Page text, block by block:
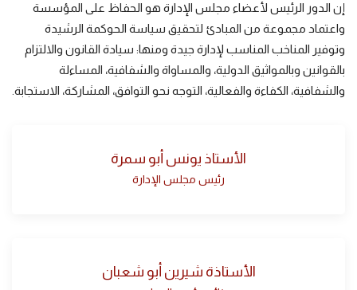
إن الدور الرئيس لأعضاء مجلس الإدارة هو الحفاظ على المؤسسة
واعتماد مجموعة من المبادئ لتحقيق سياسة الحوكمة الرشيدة
وتوفير المناخب المناسب لإدارة جيدة ومنها: سيادة القانون والالتزام
بالقوانين وبالمواثيق الدولية، والمساواة والشفافية، المساءلة
والشفافية، الكفاءة والفعالية، التوجه نحو التوافق، المشاركة، الاستجابة.
الأستاذ يونس أبو سمرة
رئيس مجلس الإدارة
الأستاذة شيرين أبو شعبان